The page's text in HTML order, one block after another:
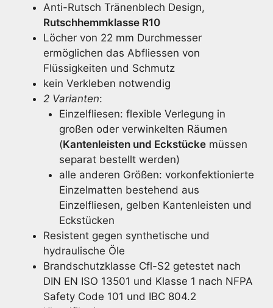
Anti-Rutsch Tränenblech Design,
Rutschhemmklasse R10
Löcher von 22 mm Durchmesser
ermöglichen das Abfliessen von
Flüssigkeiten und Schmutz
kein Verkleben notwendig
2 Varianten:
Einzelfliesen: flexible Verlegung in
großen oder verwinkelten Räumen
(Kantenleisten und Eckstückemüssen
separat bestellt werden)
alle anderen Größen: vorkonfektionierte
Einzelmatten bestehend aus
Einzelfliesen, gelben Kantenleisten und
Eckstücken
Resistent gegen synthetische und
hydraulische Öle
Brandschutzklasse Cfl-S2 getestet nach
DIN EN ISO 13501 und Klasse 1 nach NFPA
Safety Code 101 und IBC 804.2